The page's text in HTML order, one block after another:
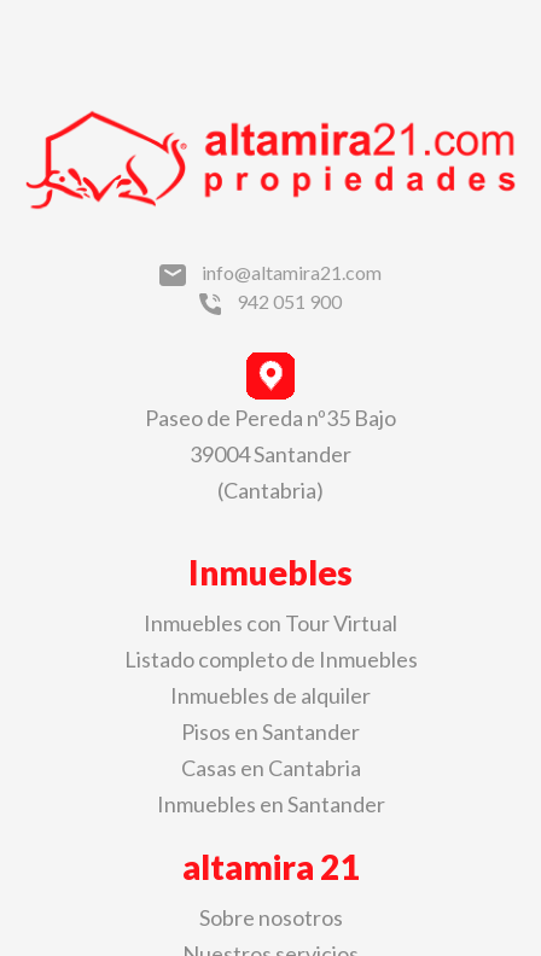
info@altamira21.com
942 051 900
Paseo de Pereda nº35 Bajo
39004 Santander
(Cantabria)
Inmuebles
Inmuebles con Tour Virtual
Listado completo de Inmuebles
Inmuebles de alquiler
Pisos en Santander
Casas en Cantabria
Inmuebles en Santander
altamira 21
Sobre nosotros